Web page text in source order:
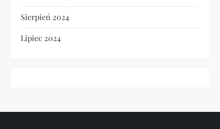
Sierpień 2024
Lipiec 2024